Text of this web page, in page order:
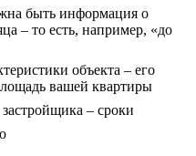
быть информация о
– то есть, например, «до
объекта – его
вашей квартиры
– сроки